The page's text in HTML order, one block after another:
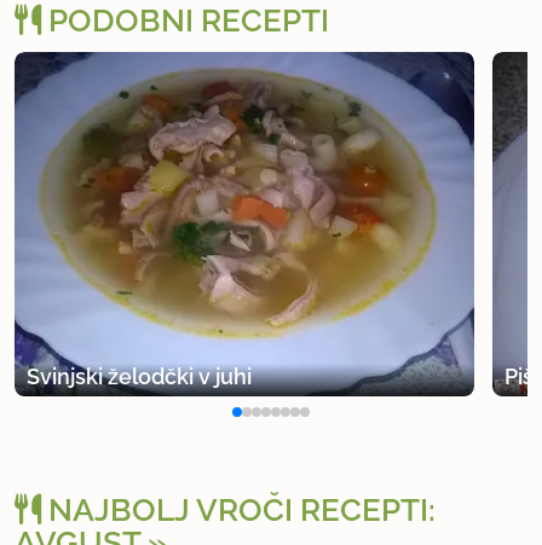
PODOBNI RECEPTI
Svinjski želodčki v juhi
NAJBOLJ VROČI RECEPTI: